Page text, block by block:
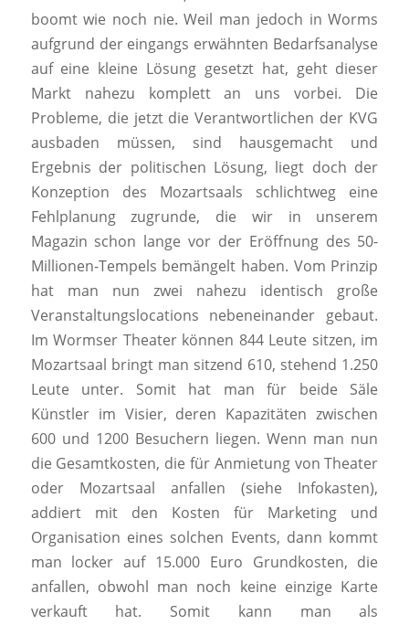
boomt wie noch nie. Weil man jedoch in Worms
aufgrund der eingangs erwähnten Bedarfsanalyse
auf eine kleine Lösung gesetzt hat, geht dieser
Markt nahezu komplett an uns vorbei. Die
Probleme, die jetzt die Verantwortlichen der KVG
ausbaden müssen, sind hausgemacht und
Ergebnis der politischen Lösung, liegt doch der
Konzeption des Mozartsaals schlichtweg eine
Fehlplanung zugrunde, die wir in unserem
Magazin schon lange vor der Eröffnung des 50-
Millionen-Tempels bemängelt haben. Vom Prinzip
hat man nun zwei nahezu identisch große
Veranstaltungslocations nebeneinander gebaut.
Im Wormser Theater können 844 Leute sitzen, im
Mozartsaal bringt man sitzend 610, stehend 1.250
Leute unter. Somit hat man für beide Säle
Künstler im Visier, deren Kapazitäten zwischen
600 und 1200 Besuchern liegen. Wenn man nun
die Gesamtkosten, die für Anmietung von Theater
oder Mozartsaal anfallen (siehe Infokasten),
addiert mit den Kosten für Marketing und
Organisation eines solchen Events, dann kommt
man locker auf 15.000 Euro Grundkosten, die
anfallen, obwohl man noch keine einzige Karte
verkauft hat. Somit kann man als